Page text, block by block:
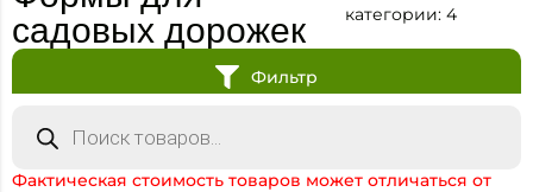
садовых дорожек
категории: 4
Фильтр
Фактическая стоимость товаров может отличаться от